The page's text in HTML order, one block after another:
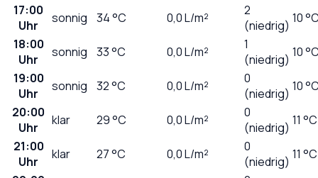
17:00
Uhr
sonnig 34°C 0,0L/m²
2
(niedrig) 10
18:00
Uhr
sonnig 33°C 0,0L/m²
1
(niedrig) 10
19:00
Uhr
sonnig 32°C 0,0L/m²
0
(niedrig) 10
20:00
Uhr
klar 29°C 0,0L/m²
0
(niedrig) 11 °C
21:00
Uhr
klar 27°C 0,0L/m²
0
(niedrig) 11 °C